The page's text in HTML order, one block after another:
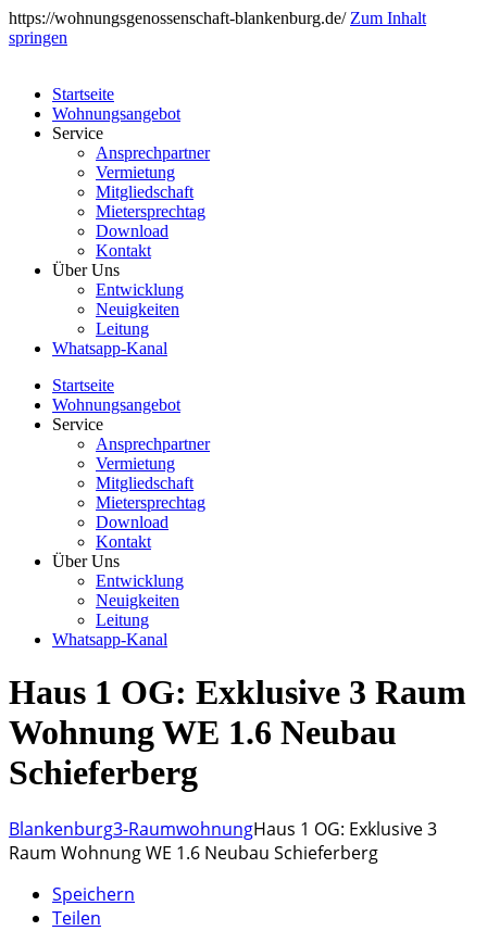
https://wohnungsgenossenschaft-blankenburg.de/ Zum Inhalt
springen
Startseite
Wohnungsangebot
Service
Ansprechpartner
Vermietung
Mitgliedschaft
Mietersprechtag
Download
Kontakt
Über Uns
Entwicklung
Neuigkeiten
Leitung
Whatsapp-Kanal
Startseite
Wohnungsangebot
Service
Ansprechpartner
Vermietung
Mitgliedschaft
Mietersprechtag
Download
Kontakt
Über Uns
Entwicklung
Neuigkeiten
Leitung
Whatsapp-Kanal
Haus 1 OG: Exklusive 3 Raum
Wohnung WE 1.6 Neubau
Schieferberg
Blankenburg3-RaumwohnungHaus 1 OG: Exklusive 3
Raum Wohnung WE 1.6 Neubau Schieferberg
Speichern
Teilen